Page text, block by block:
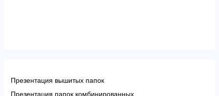
Презентация вышитых папок
Презентация папок комбинированных